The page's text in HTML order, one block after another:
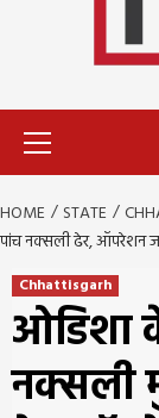
HOME STATE
पांच नक्सली ढेर, ऑपरेशन
Chhattisgarh
ओडिशा
नक्सली